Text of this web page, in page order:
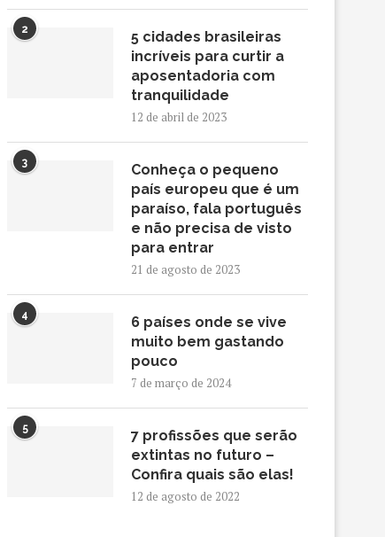
2
5 cidades brasileiras
incríveis para curtir a
aposentadoria com
tranquilidade
12 de abril de 2023
3
Conheça o pequeno
país europeu que é um
paraíso, fala português
e não precisa de visto
para entrar
21 de agosto de 2023
4
6 países onde se vive
muito bem gastando
pouco
7 de março de 2024
5
7 profissões que serão
extintas no futuro –
Confira quais são elas!
12 de agosto de 2022